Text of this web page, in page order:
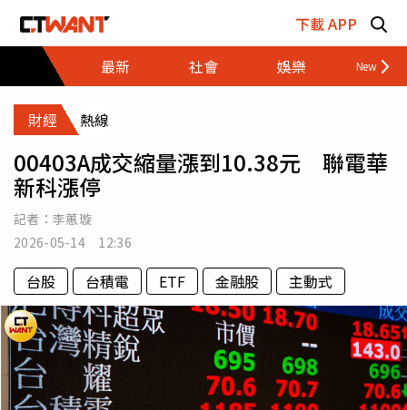
下載 APP
最新
社會 娛樂 財經
財經 熱線
00403A成交縮量漲到10.38元 聯電華
新科漲停
記者： 李蕙璇
2026-05-14 12:36
台股 台積電 ETF 金融股 主動式